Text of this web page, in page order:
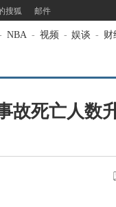
搜狐 邮件
NBA - 视频 - 娱谈 - 财
故死亡人数